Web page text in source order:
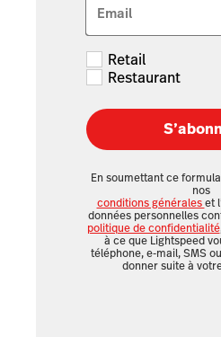
Email
Retail
Restaurant
En soumettant ce
nos
conditions généraleset
données personnelles
politique de confidentialité
à ce que Lightspeed
téléphone, e-mail, SMS
donner suite à